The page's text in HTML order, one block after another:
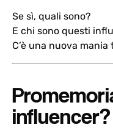
Se sì, quali sono?
E chi sono questi
C’è una nuova
influencer?